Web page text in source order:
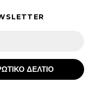
ΔΕΛΤΙΟ